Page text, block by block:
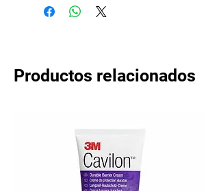
Productos relacionados